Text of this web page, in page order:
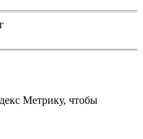
Метрику, чтобы